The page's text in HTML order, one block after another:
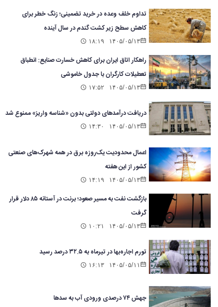
تداوم خلف وعده در خرید تضمینی؛ زنگ خطر برای
کاهش سطح زیر کشت گندم در سال آینده
۱۴۰۵/۰۵/۱۳ ۱۸:۱۹
راهکار اتاق ایران برای کاهش خسارت صنایع: انطباق
تعطیلات کارگران با جدول خاموشی
۱۴۰۵/۰۵/۱۳ ۱۷:۵۲
دریافت درآمدهای دولتی بدون «شناسه واریز» ممنوع شد
۱۴۰۵/۰۵/۱۳ ۱۴:۳۰
اعمال محدودیت یک‌روزه برق در همه شهرک‌های صنعتی
کشور از این هفته
۱۴۰۵/۰۵/۱۳ ۱۴:۱۹
بازگشت نفت به مسیر صعود؛ برنت در آستانه ۸۵ دلار قرار
گرفت
۱۴۰۵/۰۵/۱۳ ۱۰:۲۱
تورم اجاره‌بها در تیرماه به ۳۲.۵ درصد رسید
۱۴۰۵/۰۵/۱۱ ۱۶:۱۳
جهش ۷۴ درصدی ورودی آب به سدها